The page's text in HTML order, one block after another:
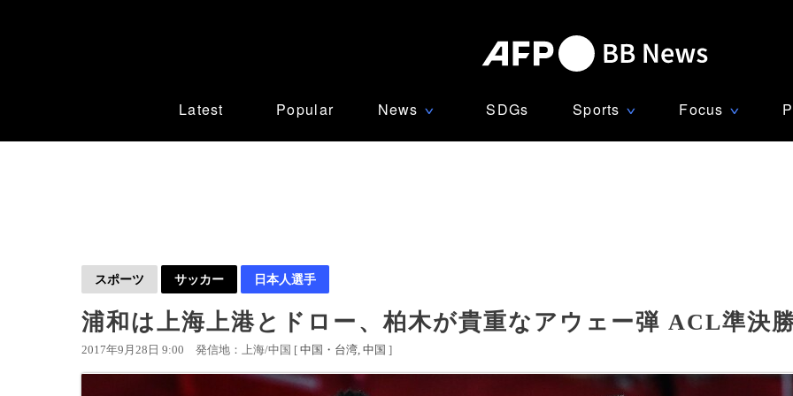
Latest Popular News ∨ SDGs Sports ∨ Focus ∨
スポーツ サッカー 日本人選手
浦和は上海上港とドロー、柏木が貴重なアウェー弾 ACL準決
2017年9月28日 9:00 発信地：上海/中国 [ 中国・台湾 中国 ]